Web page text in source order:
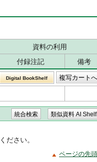
資料の利用
付録注記
備考
Digital BookShelf
ださい。
ページの先